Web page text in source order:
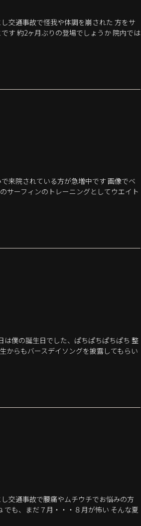
交通事故で怪我や体調を崩された 方をサ
す 約2ヶ月ぶりの登場でしょうか 院内では
来院されている方が急増中です 画像でベ
サーフィンのトレーニングとしてウエイト
は僕の誕生日でした、ぱちぱちぱちぱち 整
からもバースデイソングを披露してもらい
交通事故で腰痛やムチウチでお悩みの方
も、まだ７月・・・８月が怖い そんな夏